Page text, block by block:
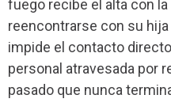
fuego recibe el alta con
reencontrarse con su
impide el contacto
personal atravesada por
pasado que nunca